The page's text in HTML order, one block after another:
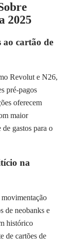
2025
ao cartão de
Revolut e N26,
pré-pagos
oferecem
maior
gastos para o
na
movimentação
de neobanks e
histórico
de cartões de